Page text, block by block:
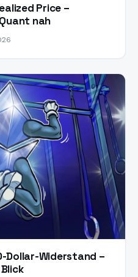
Price –
nah
Dollar-Widerstand –